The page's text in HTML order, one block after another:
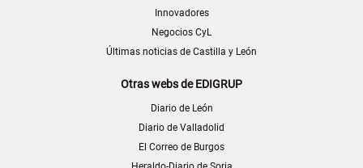
Innovadores
Negocios CyL
Últimas noticias de Castilla y León
Otras webs de EDIGRUP
Diario de León
Diario de Valladolid
El Correo de Burgos